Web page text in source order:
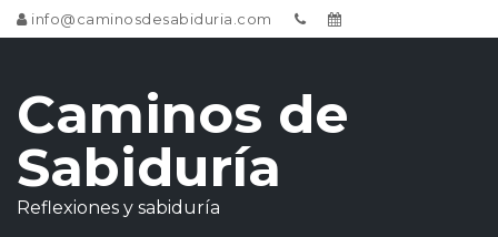
info@caminosdesabiduria.com
Caminos de
Sabiduría
Reflexiones y sabiduría